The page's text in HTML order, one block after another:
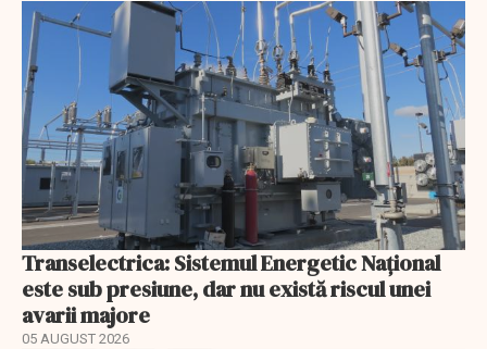
Transelectrica: Sistemul Energetic Național
este sub presiune, dar nu există riscul unei
avarii majore
05 AUGUST 2026